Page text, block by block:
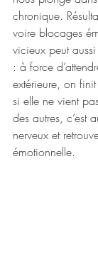
chronique.
voire blocages
vicieux peut
: à force
extérieure, on
si elle ne vient
des autres, c’est
nerveux et
émotionnelle.